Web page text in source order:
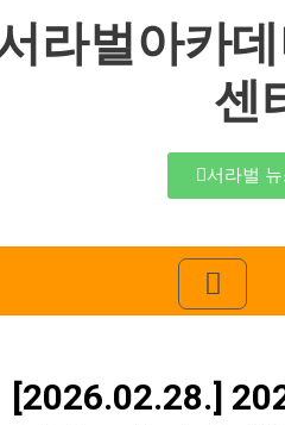
라벌아카
센
서라벌
[2026.02.28.]